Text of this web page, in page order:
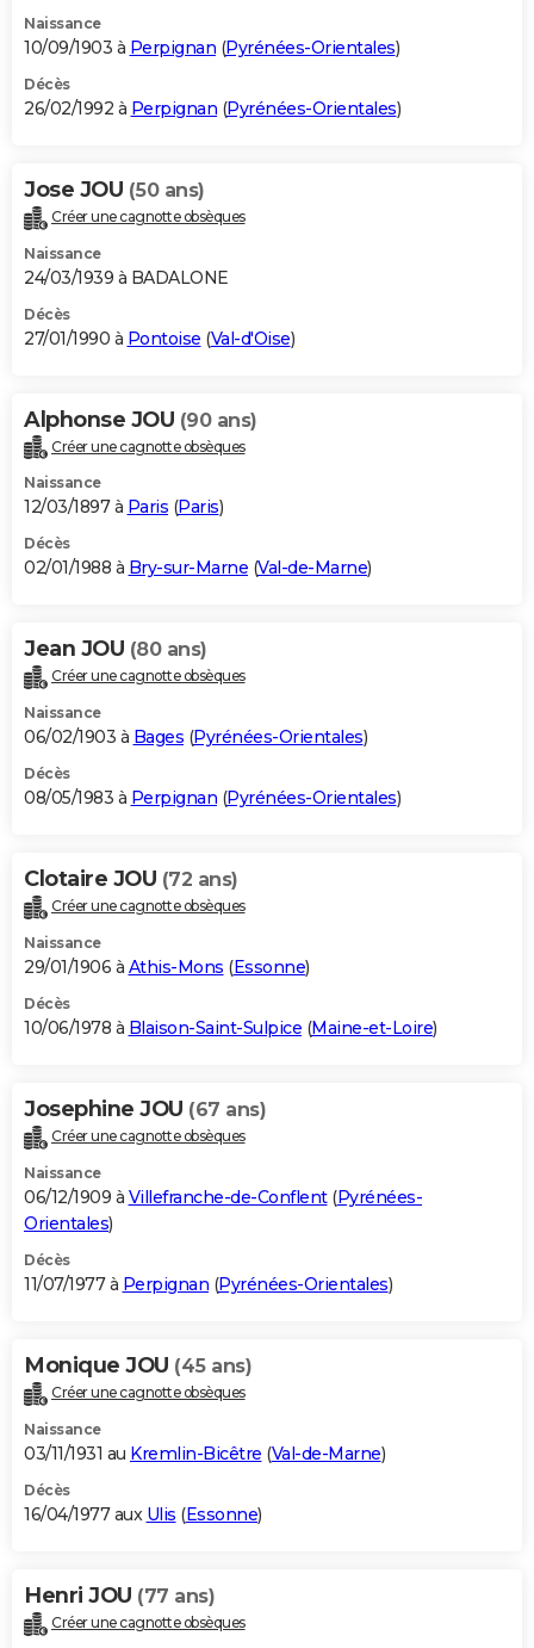
Naissance
10/09/1903 à Perpignan (Pyrénées-Orientales)
Décès
26/02/1992 à Perpignan (Pyrénées-Orientales)
Jose JOU (50 ans)
Créer une cagnotte obsèques
Naissance
24/03/1939 à BADALONE
Décès
27/01/1990 à Pontoise (Val-d'Oise)
Alphonse JOU (90 ans)
Créer une cagnotte obsèques
Naissance
12/03/1897 à Paris (Paris)
Décès
02/01/1988 à Bry-sur-Marne (Val-de-Marne)
Jean JOU (80 ans)
Créer une cagnotte obsèques
Naissance
06/02/1903 à Bages (Pyrénées-Orientales)
Décès
08/05/1983 à Perpignan (Pyrénées-Orientales)
Clotaire JOU (72 ans)
Créer une cagnotte obsèques
Naissance
29/01/1906 à Athis-Mons (Essonne)
Décès
10/06/1978 à Blaison-Saint-Sulpice (Maine-et-Loire)
Josephine JOU (67 ans)
Créer une cagnotte obsèques
Naissance
06/12/1909 à Villefranche-de-Conflent(Pyrénées-
Orientales)
Décès
11/07/1977 à Perpignan (Pyrénées-Orientales)
Monique JOU (45 ans)
Créer une cagnotte obsèques
Naissance
03/11/1931 au Kremlin-Bicêtre (Val-de-Marne)
Décès
16/04/1977 aux Ulis (Essonne)
Henri JOU (77 ans)
Créer une cagnotte obsèques